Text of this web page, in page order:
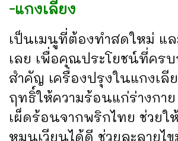
-แกงเลียง
เป็นเมนูที่ต้องทำสดใหม่ แ
เลย เพื่อคุณประโยชน์ที่คร
สำคัญ เครื่องปรุงในแกงเลี
ฤทธิ์ให้ความร้อนแก่ร่างกา
เผ็ดร้อนจากพริกไทย ช่วยใ
หมุนเวียนได้ดี ช่วยละลายไ